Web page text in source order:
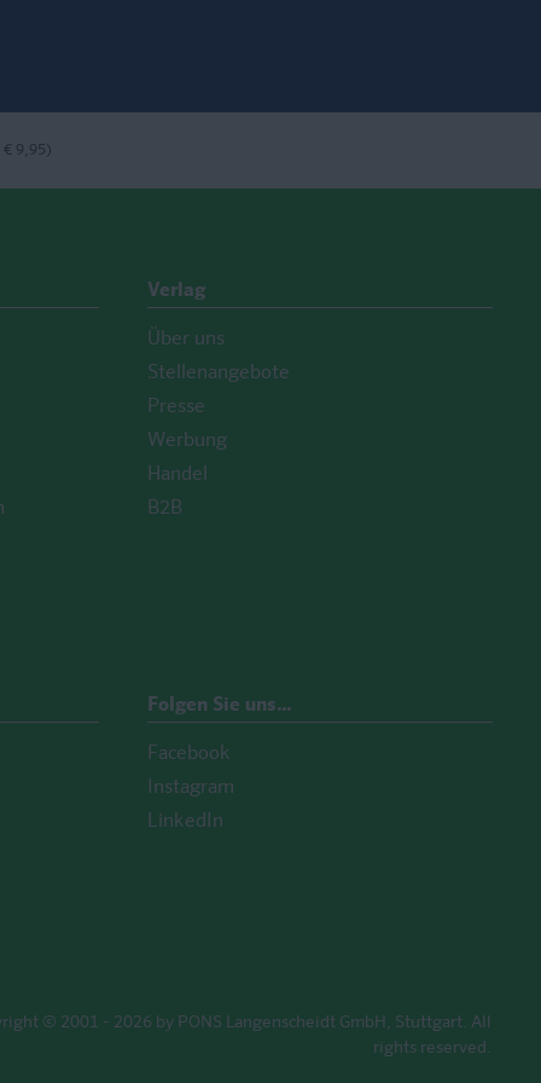
LinkedIn
€ 9,95)
Verlag
Über uns
Stellenangebote
Presse
Werbung
Handel
B2B
Folgen Sie uns…
Facebook
Instagram
LinkedIn
© 2001 - 2026 by PONS Langenscheidt GmbH, Stuttgart. All
rights reserved.